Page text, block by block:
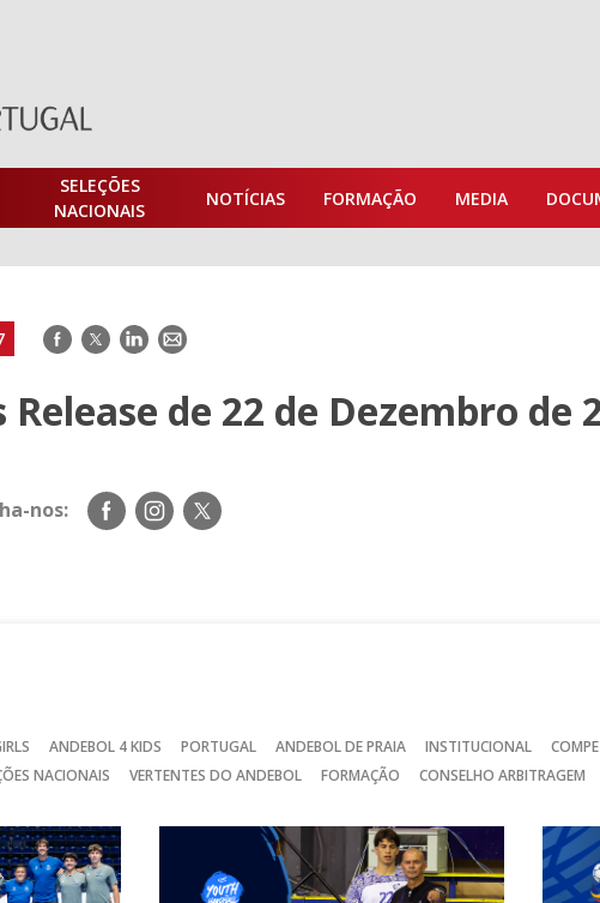
SELEÇÕES
NACIONAIS
NOTÍCIAS FORMAÇÃO MEDIA
Facebook
TwitterLinkedIn
E-
Release de 22 de Dezembro de
nos:
Siga-
nos
Siga-
nos
Siga-
nos
ANDEBOL 4 KIDS PORTUGAL ANDEBOL DE PRAIA INSTITUCIONAL
NACIONAIS VERTENTES DO ANDEBOL FORMAÇÃO CONSELHO ARBITRAGEM